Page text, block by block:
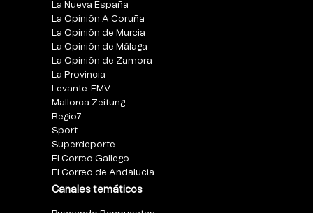
La Nueva España
La Opinión A Coruña
La Opinión de Murcia
La Opinión de Málaga
La Opinión de Zamora
La Provincia
Levante-EMV
Mallorca Zeitung
Regio7
Sport
Superdeporte
El Correo Gallego
El Correo de Andalucia
Canales temáticos